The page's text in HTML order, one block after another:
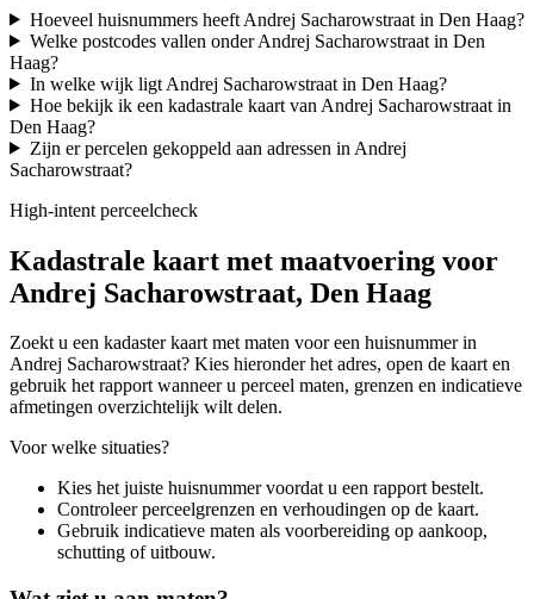
Hoeveel huisnummers heeft Andrej Sacharowstraat in Den Haag?
Welke postcodes vallen onder Andrej Sacharowstraat in Den
Haag?
In welke wijk ligt Andrej Sacharowstraat in Den Haag?
Hoe bekijk ik een kadastrale kaart van Andrej Sacharowstraat in
Den Haag?
Zijn er percelen gekoppeld aan adressen in Andrej
Sacharowstraat?
High-intent perceelcheck
Kadastrale kaart met maatvoering voor
Andrej Sacharowstraat, Den Haag
Zoekt u een kadaster kaart met maten voor een huisnummer in
Andrej Sacharowstraat? Kies hieronder het adres, open de kaart en
gebruik het rapport wanneer u perceel maten, grenzen en indicatieve
afmetingen overzichtelijk wilt delen.
Voor welke situaties?
Kies het juiste huisnummer voordat u een rapport bestelt.
Controleer perceelgrenzen en verhoudingen op de kaart.
Gebruik indicatieve maten als voorbereiding op aankoop,
schutting of uitbouw.